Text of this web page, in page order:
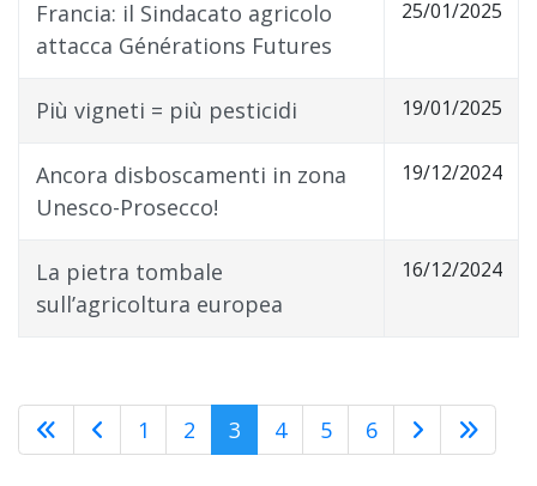
Francia: il Sindacato agricolo
attacca Générations Futures
25/01/2025
Più vigneti = più pesticidi 19/01/2025
Ancora disboscamenti in zona
Unesco-Prosecco!
19/12/2024
La pietra tombale
sull’agricoltura europea
16/12/2024
1 2 3 4 5 6